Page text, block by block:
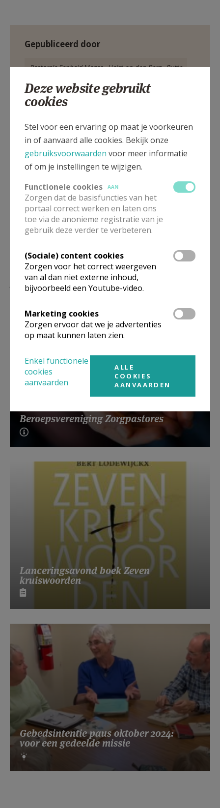
Gepubliceerd door
Pastorale Eenheid Mozes - Heist-op-den-Berg - Putte
Meer
Artikel
Deel dit artikel
Lees meer
Beroepsvereniging Zorgpastores
Lanceringsavond boek Zeven
kruiswoorden
Gebedsintentie paus oktober 2024:
voor een gedeelde missie
Deze website gebruikt
cookies
Stel voor een ervaring op maat je voorkeuren
in of aanvaard alle cookies. Bekijk onze
gebruiksvoorwaarden voor meer informatie
of om je instellingen te wijzigen.
Functionele cookies
AAN
Zorgen dat de basisfuncties van het
portaal correct werken en laten ons
toe via de anonieme registratie van je
gebruik deze verder te verbeteren.
(Sociale) content cookies
Zorgen voor het correct weergeven
van al dan niet externe inhoud,
bijvoorbeeld een Youtube-video.
Marketing cookies
Zorgen ervoor dat we je advertenties
op maat kunnen laten zien.
Enkel functionele
cookies
aanvaarden
ALLE
COOKIES
AANVAARDEN